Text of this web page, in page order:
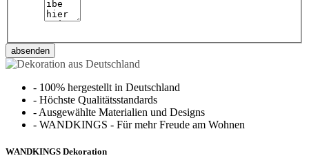
absenden
- 100% hergestellt in Deutschland
- Höchste Qualitätsstandards
- Ausgewählte Materialien und Designs
- WANDKINGS - Für mehr Freude am Wohnen
WANDKINGS Dekoration